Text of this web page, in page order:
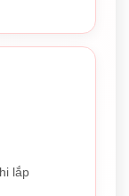
lắp